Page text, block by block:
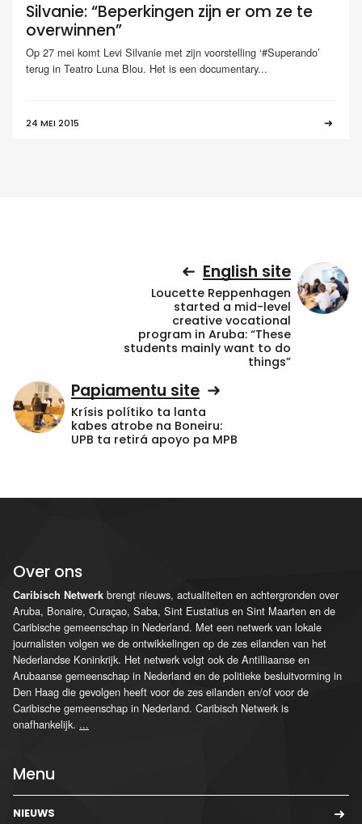
Silvanie: “Beperkingen zijn er om ze te
overwinnen”
Op 27 mei komt Levi Silvanie met zijn voorstelling ‘#Superando’
terug in Teatro Luna Blou. Het is een documentary...
24 MEI 2015
English site
Loucette Reppenhagen
started a mid-level
creative vocational
program in Aruba: “These
students mainly want to do
things”
Papiamentu site
Krísis polítiko ta lanta
kabes atrobe na Boneiru:
UPB ta retirá apoyo pa MPB
Over ons
Caribisch Netwerk brengt nieuws, actualiteiten en achtergronden over
Aruba, Bonaire, Curaçao, Saba, Sint Eustatius en Sint Maarten en de
Caribische gemeenschap in Nederland. Met een netwerk van lokale
journalisten volgen we de ontwikkelingen op de zes eilanden van het
Nederlandse Koninkrijk. Het netwerk volgt ook de Antilliaanse en
Arubaanse gemeenschap in Nederland en de politieke besluitvorming in
Den Haag die gevolgen heeft voor de zes eilanden en/of voor de
Caribische gemeenschap in Nederland. Caribisch Netwerk is
onafhankelijk. ...
Menu
NIEUWS